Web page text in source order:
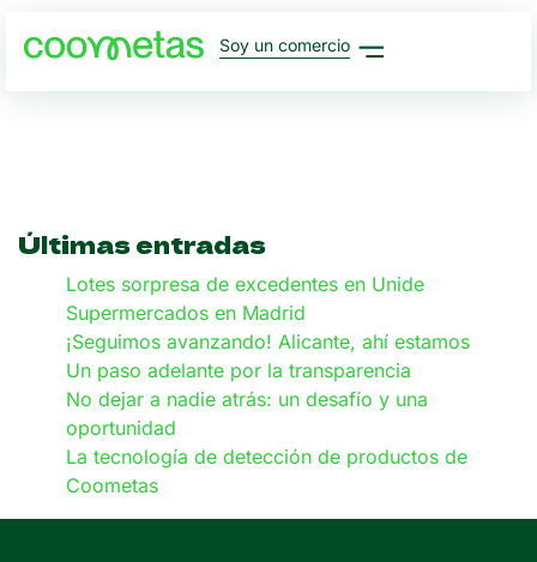
Soy un comercio
Últimas entradas
Lotes sorpresa de excedentes en Unide
Supermercados en Madrid
¡Seguimos avanzando! Alicante, ahí estamos
Un paso adelante por la transparencia
No dejar a nadie atrás: un desafío y una
oportunidad
La tecnología de detección de productos de
Coometas